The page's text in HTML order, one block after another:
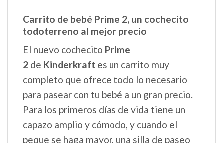
Carrito de bebé Prime 2, un cochecito
todoterreno al mejor precio
El nuevo cochecito Prime
2 de Kinderkraft es un carrito muy
completo que ofrece todo lo necesario
para pasear con tu bebé a un gran precio.
Para los primeros días de vida tiene un
capazo amplio y cómodo, y cuando el
peque se haga mayor, una silla de paseo